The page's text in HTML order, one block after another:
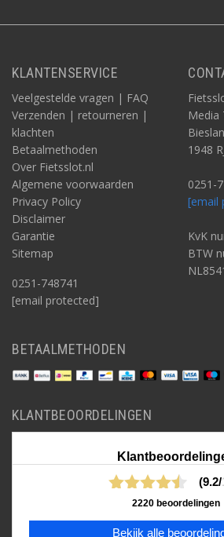
KLANTENSERVICE
Veelgestelde vragen | FAQ
Verzenden | retourneren |
klachten
Betaalmethoden
Over Fietsslot.nl
Algemene voorwaarden
Privacy Policy
Disclaimer
Garantie
Sitemap
0251-748741
[email protected]
Media
1948
0251-
[email
KvK
BTW
BETAALMETHODEN
KLANTBEOORDELINGEN
(9.2/
2220 beoordelingen
Bekijk alle